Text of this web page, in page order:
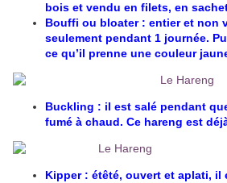
bois et vendu en filets, en
Bouffi ou bloater : entier et non
seulement pendant 1 journée.
ce qu’il prenne une couleur
Buckling : il est salé pendant
fumé à chaud. Ce hareng est
Kipper : étêté, ouvert et aplati, il